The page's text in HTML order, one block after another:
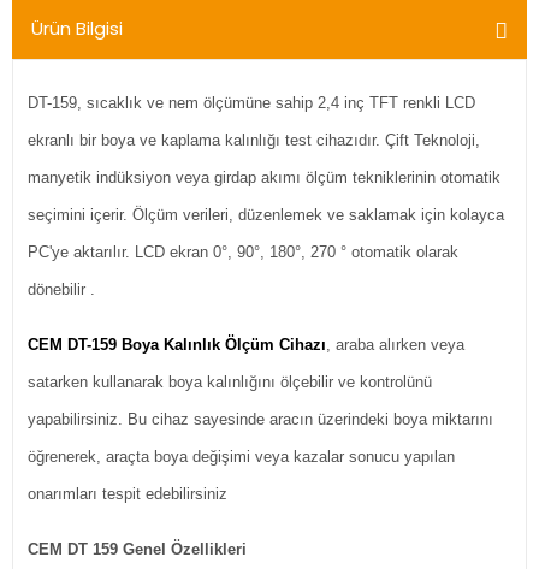
Ürün Bilgisi
DT-159, sıcaklık ve nem ölçümüne sahip 2,4 inç TFT renkli LCD
ekranlı bir boya ve kaplama kalınlığı test cihazıdır. Çift Teknoloji,
manyetik indüksiyon veya girdap akımı ölçüm tekniklerinin otomatik
seçimini içerir. Ölçüm verileri, düzenlemek ve saklamak için kolayca
PC'ye aktarılır. LCD ekran 0°, 90°, 180°, 270 ° otomatik olarak
dönebilir .
CEM DT-159 Boya Kalınlık Ölçüm Cihazı, araba alırken veya
satarken kullanarak boya kalınlığını ölçebilir ve kontrolünü
yapabilirsiniz. Bu cihaz sayesinde aracın üzerindeki boya miktarını
öğrenerek, araçta boya değişimi veya kazalar sonucu yapılan
onarımları tespit edebilirsiniz
CEM DT 159 Genel Özellikleri